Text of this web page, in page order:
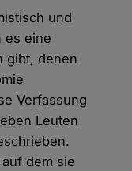
und
es eine
gibt, denen
Verfassung
Leuten
dem sie